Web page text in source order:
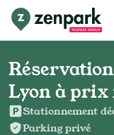
Lyon à
Stationnement
Parking privé